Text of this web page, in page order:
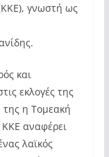
γνωστή ως
και
εκλογές της
η Τομεακή
ΚΚΕ αναφέρει
λαϊκός